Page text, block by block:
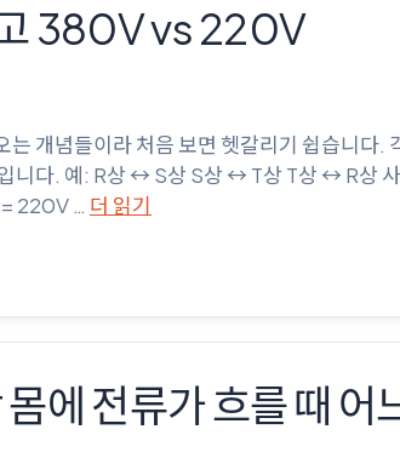
그리고 380V vs 220V
자주 나오는 개념들이라 처음 보면 헷갈리기 쉽
다. 예: R상 ↔ S상 S상 ↔ T상 T상 ↔ R상
220V … 더 읽기
전류가 흐를 때